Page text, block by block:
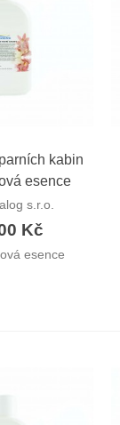
kabin
esence
s.r.o.
Kč
esence